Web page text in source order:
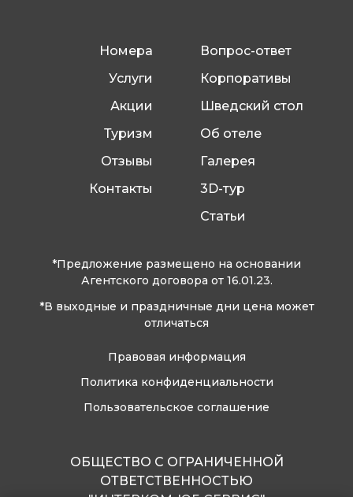
ОБЩЕСТВО С ОГРАНИЧЕННОЙ
ОТВЕТСТВЕННОСТЬЮ
*Предложение размещено на основании
Агентского договора от 16.01.23.
*В выходные и праздничные дни цена может
отличаться
Правовая информация
Пользовательское соглашение
Политика конфиденциальности
Номера
Услуги
Акции
Туризм
Контакты
Отзывы
Шведский стол
Корпоративы
Вопрос-ответ
Галерея
3D-тур
Статьи
Об отеле